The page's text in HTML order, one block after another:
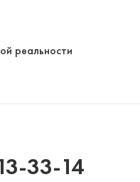
реальности
33-14